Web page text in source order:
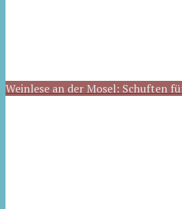
Weinlese an der Mosel: Schuften